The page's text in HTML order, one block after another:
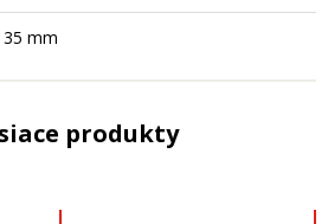
35 mm
produkty